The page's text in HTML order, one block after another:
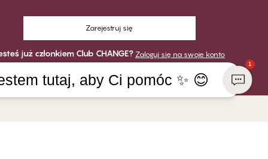
Zarejestruj się
już członkiem Club CHANGE? Zaloguj się na swoje konto
1
tutaj, aby Ci pomóc ✨ 😊